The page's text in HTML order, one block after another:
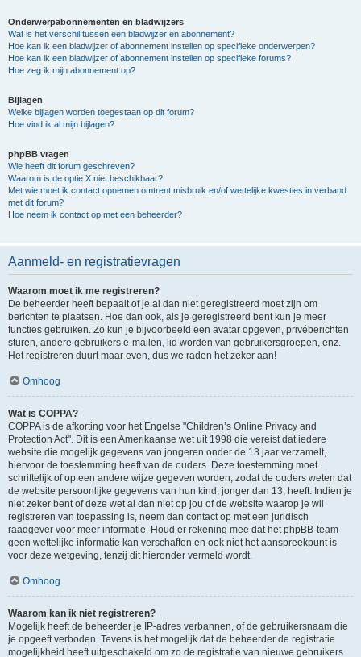
Onderwerpabonnementen en bladwijzers
Wat is het verschil tussen een bladwijzer en abonnement?
Hoe kan ik een bladwijzer of abonnement instellen op specifieke onderwerpen?
Hoe kan ik een bladwijzer of abonnement instellen op specifieke forums?
Hoe zeg ik mijn abonnement op?
Bijlagen
Welke bijlagen worden toegestaan op dit forum?
Hoe vind ik al mijn bijlagen?
phpBB vragen
Wie heeft dit forum geschreven?
Waarom is de optie X niet beschikbaar?
Met wie moet ik contact opnemen omtrent misbruik en/of wettelijke kwesties in verband
met dit forum?
Hoe neem ik contact op met een beheerder?
Aanmeld- en registratievragen
Waarom moet ik me registreren?
De beheerder heeft bepaalt of je al dan niet geregistreerd moet zijn om
berichten te plaatsen. Hoe dan ook, als je geregistreerd bent kun je meer
functies gebruiken. Zo kun je bijvoorbeeld een avatar opgeven, privéberichten
sturen, andere gebruikers e-mailen, lid worden van gebruikersgroepen, enz.
Het registreren duurt maar even, dus we raden het zeker aan!
Omhoog
Wat is COPPA?
COPPA is de afkorting voor het Engelse "Children’s Online Privacy and
Protection Act". Dit is een Amerikaanse wet uit 1998 die vereist dat iedere
website die mogelijk gegevens van jongeren onder de 13 jaar verzamelt,
hiervoor de toestemming heeft van de ouders. Deze toestemming moet
schriftelijk of op een andere wijze gegeven worden, zodat de ouders weten dat
de website persoonlijke gegevens van hun kind, jonger dan 13, heeft. Indien je
niet zeker bent of deze wet al dan niet op jou of de website waarop je wil
registreren van toepassing is, neem dan contact op met een juridisch
raadgever voor meer informatie. Houd er rekening mee dat het phpBB-team
geen wettelijke informatie kan verschaffen en ook niet het aanspreekpunt is
voor deze wetgeving, tenzij dit hieronder vermeld wordt.
Omhoog
Waarom kan ik niet registreren?
Mogelijk heeft de beheerder je IP-adres verbannen, of de gebruikersnaam die
je opgeeft verboden. Tevens is het mogelijk dat de beheerder de registratie
mogelijkheid heeft uitgeschakeld om zo de registratie van nieuwe gebruikers